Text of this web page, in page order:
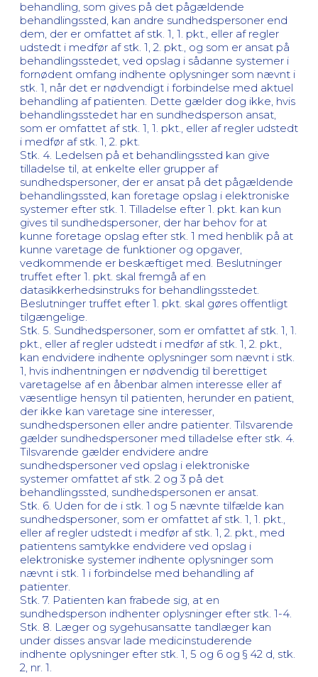
behandling, som gives på det pågældende
behandlingssted, kan andre sundhedspersoner end
dem, der er omfattet af stk. 1, 1. pkt., eller af regler
udstedt i medfør af stk. 1, 2. pkt., og som er ansat på
behandlingsstedet, ved opslag i sådanne systemer i
fornødent omfang indhente oplysninger som nævnt i
stk. 1, når det er nødvendigt i forbindelse med aktuel
behandling af patienten. Dette gælder dog ikke, hvis
behandlingsstedet har en sundhedsperson ansat,
som er omfattet af stk. 1, 1. pkt., eller af regler udstedt
i medfør af stk. 1, 2. pkt.
Stk. 4. Ledelsen på et behandlingssted kan give
tilladelse til, at enkelte eller grupper af
sundhedspersoner, der er ansat på det pågældende
behandlingssted, kan foretage opslag i elektroniske
systemer efter stk. 1. Tilladelse efter 1. pkt. kan kun
gives til sundhedspersoner, der har behov for at
kunne foretage opslag efter stk. 1 med henblik på at
kunne varetage de funktioner og opgaver,
vedkommende er beskæftiget med. Beslutninger
truffet efter 1. pkt. skal fremgå af en
datasikkerhedsinstruks for behandlingsstedet.
Beslutninger truffet efter 1. pkt. skal gøres offentligt
tilgængelige.
Stk. 5. Sundhedspersoner, som er omfattet af stk. 1, 1.
pkt., eller af regler udstedt i medfør af stk. 1, 2. pkt.,
kan endvidere indhente oplysninger som nævnt i stk.
1, hvis indhentningen er nødvendig til berettiget
varetagelse af en åbenbar almen interesse eller af
væsentlige hensyn til patienten, herunder en patient,
der ikke kan varetage sine interesser,
sundhedspersonen eller andre patienter. Tilsvarende
gælder sundhedspersoner med tilladelse efter stk. 4.
Tilsvarende gælder endvidere andre
sundhedspersoner ved opslag i elektroniske
systemer omfattet af stk. 2 og 3 på det
behandlingssted, sundhedspersonen er ansat.
Stk. 6. Uden for de i stk. 1 og 5 nævnte tilfælde kan
sundhedspersoner, som er omfattet af stk. 1, 1. pkt.,
eller af regler udstedt i medfør af stk. 1, 2. pkt., med
patientens samtykke endvidere ved opslag i
elektroniske systemer indhente oplysninger som
nævnt i stk. 1 i forbindelse med behandling af
patienter.
Stk. 7. Patienten kan frabede sig, at en
sundhedsperson indhenter oplysninger efter stk. 1-4.
Stk. 8. Læger og sygehusansatte tandlæger kan
under disses ansvar lade medicinstuderende
indhente oplysninger efter stk. 1, 5 og 6 og § 42 d, stk.
2, nr. 1.